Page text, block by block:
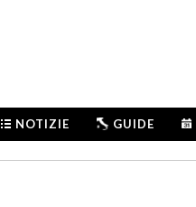
NOTIZIE GUIDE